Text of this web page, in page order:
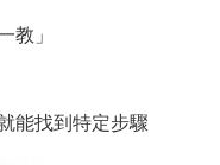
教」
能找到特定步驟